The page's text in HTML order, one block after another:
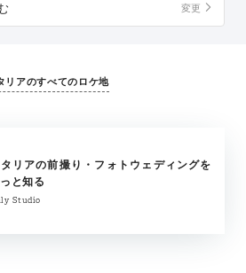
変更
リアのすべてのロケ地
リアの前撮り・フォトウェディングを
と知る
Studio